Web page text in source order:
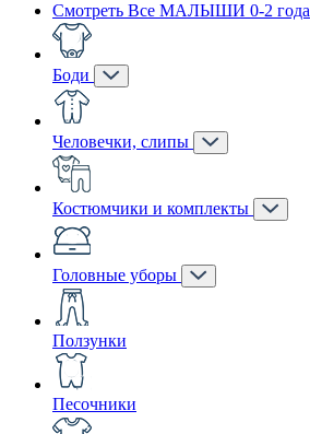
Смотреть Все МАЛЫШИ 0-2 года
Боди
Человечки, слипы
Костюмчики и комплекты
Головные уборы
Ползунки
Песочники